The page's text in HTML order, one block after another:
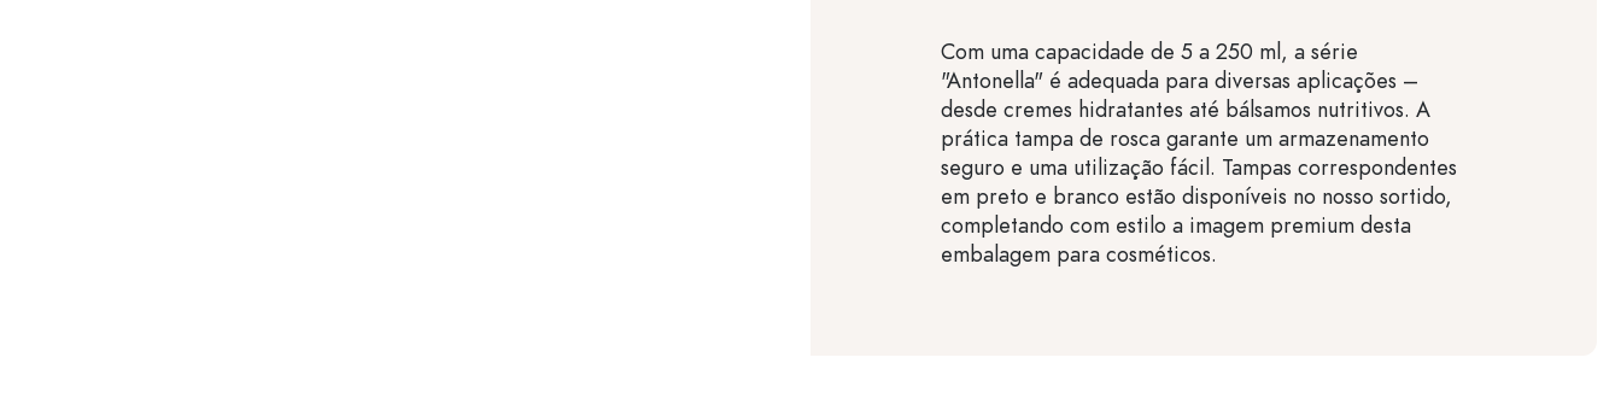
Com uma capacidade de 5 a 250 ml, a série
"Antonella" é adequada para diversas aplicações –
desde cremes hidratantes até bálsamos nutritivos. A
prática tampa de rosca garante um armazenamento
seguro e uma utilização fácil. Tampas correspondentes
em preto e branco estão disponíveis no nosso sortido,
completando com estilo a imagem premium desta
embalagem para cosméticos.